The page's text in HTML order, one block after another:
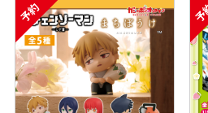
予約